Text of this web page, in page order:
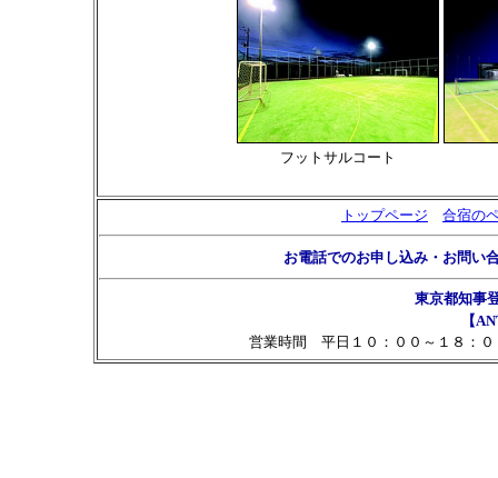
フットサルコート
トップページ 合宿の
お電話でのお申し込み・お問い
東京都知事
【
営業時間 平日１０：００～１８：